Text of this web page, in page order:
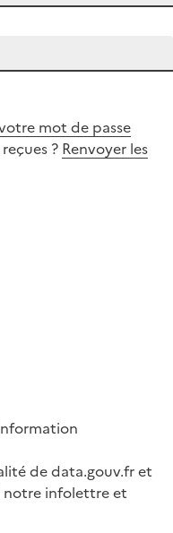
mot de passe
? Renvoyer les
de data.gouv.fr et
notre infolettre et